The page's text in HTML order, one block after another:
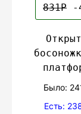
831Р -
Было:
Есть: